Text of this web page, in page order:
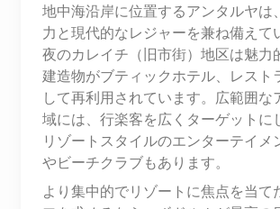
地中海沿岸に位置するアンタルヤは
力と現代的なレジャーを兼ね備えて
夜のカレイチ（旧市街）地区は魅力
建造物がブティックホテル、レスト
して再利用されています。広範囲な
域には、行楽客を広くターゲットに
リゾートスタイルのエンターテイメ
やビーチクラブもあります。
より集中的でリゾートに焦点を当て